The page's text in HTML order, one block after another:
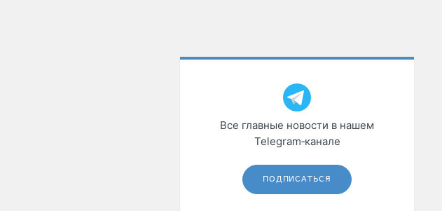
Все главные новости в нашем
Telegram‑канале
ПОДПИСАТЬСЯ